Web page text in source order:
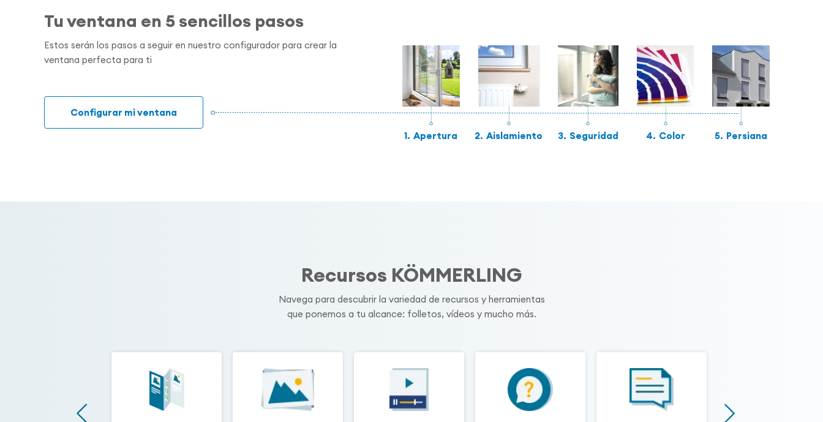
Tu ventana en 5 sencillos pasos
Estos serán los pasos a seguir en nuestro configurador para crear la
ventana perfecta para ti
Configurar mi ventana
1. Apertura 2. Aislamiento 3. Seguridad 4. Color 5. Persiana
Recursos KÖMMERLING
Navega para descubrir la variedad de recursos y herramientas
que ponemos a tu alcance: folletos, vídeos y mucho más.